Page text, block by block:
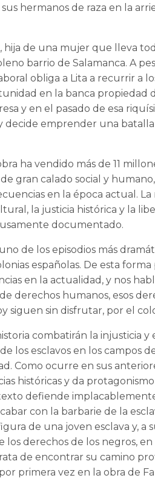
hermanos de raza en la
de una mujer que lleva
barrio de Salamanca. A
obliga a Lita a recurrir a
en la banca propiedad
y en el pasado de esa
emprender una
ha vendido más de 11
gran calado social y
en la época actual.
la justicia histórica y la
documentado.
de los episodios más
españolas. De esta
en la actualidad, y nos
derechos humanos, esos
siguen sin disfrutar, por el
combatirán la injusticia y
los esclavos en los campos
Como ocurre en sus
históricas y da
defiende
con la barbarie de la
de una joven esclava y, a
derechos de los negros, en
de encontrar su camino
primera vez en la obra de